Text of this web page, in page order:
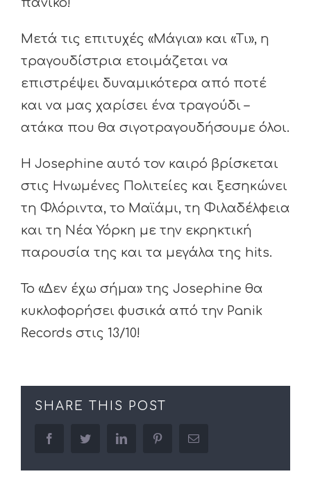
πανικό!
Μετά τις επιτυχές «Μάγια» και «Τι», η
τραγουδίστρια ετοιμάζεται να
επιστρέψει δυναμικότερα από ποτέ
και να μας χαρίσει ένα τραγούδι –
ατάκα που θα σιγοτραγουδήσουμε όλοι.
Η Josephine αυτό τον καιρό βρίσκεται
στις Ηνωμένες Πολιτείες και ξεσηκώνει
τη Φλόριντα, το Μαϊάμι, τη Φιλαδέλφεια
και τη Νέα Υόρκη με την εκρηκτική
παρουσία της και τα μεγάλα της hits.
To «Δεν έχω σήμα» της Josephine θα
κυκλοφορήσει φυσικά από την Panik
Records στις 13/10!
SHARE THIS POST
facebooktwitter linkedin pinterestEmail